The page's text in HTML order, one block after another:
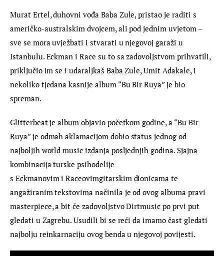
Murat Ertel, duhovni vođa Baba Zule, pristao je raditi s
američko-australskim dvojcem, ali pod jednim uvjetom –
sve se mora uvježbati i stvarati u njegovoj garaži u
Istanbulu. Eckman i Race su to sa zadovoljstvom prihvatili,
priključio im se i udaraljkaš Baba Zule, Umit Adakale, i
nekoliko tjedana kasnije album “Bu Bir Ruya” je bio
spreman.
Glitterbeat je album objavio početkom godine, a “Bu Bir
Ruya” je odmah aklamacijom dobio status jednog od
najboljih world music izdanja posljednjih godina. Sjajna
kombinacija turske psihodelije
s Eckmanovim i Raceovimgitarskim dionicama te
angažiranim tekstovima načinila je od ovog albuma pravi
masterpiece, a bit će zadovoljstvo Dirtmusic po prvi put
gledati u Zagrebu. Usudili bi se reći da imamo čast gledati
najbolju reinkarnaciju ovog benda u njegovoj povijesti.